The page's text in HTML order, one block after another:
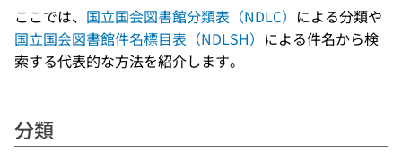
ここでは、 国立国会図書館分類表（NDLC） による分類や
国立国会図書館件名標目表（NDLSH） による件名から検
索する代表的な方法を紹介します。
分類